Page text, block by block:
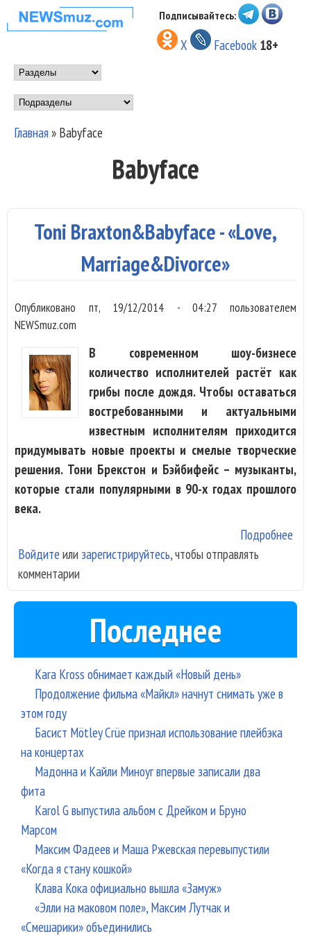
Перейти к основному
содержанию
НОВОСТИ
МУЗЫКИ И
ШОУ БИЗНЕСА
NEWSMUZ.COM
Подписывайтесь:
X Facebook 18+
Main menu
Подразделы
Вы здесь
Главная» Babyface
Babyface
Toni Braxton&Babyface - «Love,
Marriage&Divorce»
Опубликовано пт, 19/12/2014 - 04:27 пользователем
NEWSmuz.com
В современном шоу-бизнесе
количество исполнителей растёт как
грибы после дождя. Чтобы оставаться
востребованными и актуальными
известным исполнителям приходится
придумывать новые проекты и смелые творческие
решения. Тони Брекстон и Бэйбифейс – музыканты,
которые стали популярными в 90-х годах прошлого
века.
Подробнее
Войдите или зарегистрируйтесь, чтобы отправлять
комментарии
Последнее
Kara Kross обнимает каждый «Новый день»
Продолжение фильма «Майкл» начнут снимать уже в
этом году
Басист Mötley Crüe признал использование плейбэка
на концертах
Мадонна и Кайли Миноуг впервые записали два
фита
Karol G выпустила альбом с Дрейком и Бруно
Марсом
Максим Фадеев и Маша Ржевская перевыпустили
«Когда я стану кошкой»
Клава Кока официально вышла «Замуж»
«Элли на маковом поле», Максим Лутчак и
«Смешарики» объединились